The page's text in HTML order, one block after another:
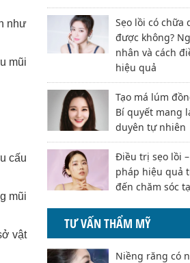
như
mũi
cấu
mũi
vật
Sẹo lồi có chữa
được không?
nhân và cách
hiệu quả
Tạo má lúm
Bí quyết mang
duyên tự nhiên
Điều trị sẹo lồi
pháp hiệu quả
đến chăm sóc
TƯ VẤN THẨM MỸ
Niềng răng có